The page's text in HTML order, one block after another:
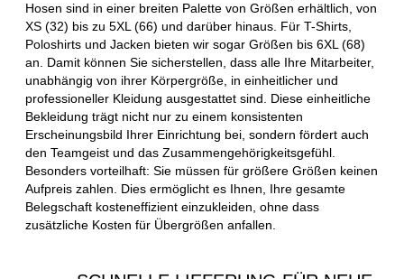
Hosen sind in einer breiten Palette von Größen erhältlich, von
XS (32) bis zu 5XL (66) und darüber hinaus. Für T-Shirts,
Poloshirts und Jacken bieten wir sogar Größen bis 6XL (68)
an. Damit können Sie sicherstellen, dass alle Ihre Mitarbeiter,
unabhängig von ihrer Körpergröße, in einheitlicher und
professioneller Kleidung ausgestattet sind. Diese einheitliche
Bekleidung trägt nicht nur zu einem konsistenten
Erscheinungsbild Ihrer Einrichtung bei, sondern fördert auch
den Teamgeist und das Zusammengehörigkeitsgefühl.
Besonders vorteilhaft: Sie müssen für größere Größen keinen
Aufpreis zahlen. Dies ermöglicht es Ihnen, Ihre gesamte
Belegschaft kosteneffizient einzukleiden, ohne dass
zusätzliche Kosten für Übergrößen anfallen.